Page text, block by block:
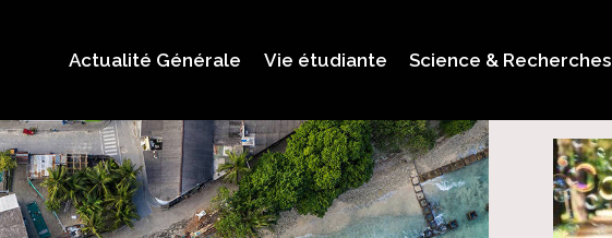
Actualité Générale Vie étudiante Science & Recherches